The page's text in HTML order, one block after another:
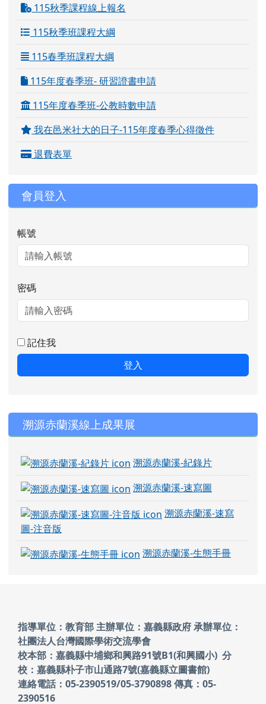
115秋季課程線上報名
115秋季班課程大綱
115春季班課程大綱
115年度春季班- 研習證書申請
115年度春季班-公教時數申請
我在邑米社大的日子-115年度春季心得徵件
退費表單
會員登入
帳號
密碼
記住我
登入
右邊區域內容
溯源赤蘭溪線上成果展
溯源赤蘭溪-紀錄片
溯源赤蘭溪-速寫圖
溯源赤蘭溪-速寫
圖-注音版
溯源赤蘭溪-生態手冊
頁尾區域內容
指導單位：教育部 主辦單位：嘉義縣政府承辦單位：
社團法人台灣國際學術交流學會
校本部：嘉義縣中埔鄉和興路91號B1(和興國小) 分
校：嘉義縣朴子市山通路7號(嘉義縣立圖書館)
連絡電話：05-2390519/05-3790898 傳真：05-
2390516